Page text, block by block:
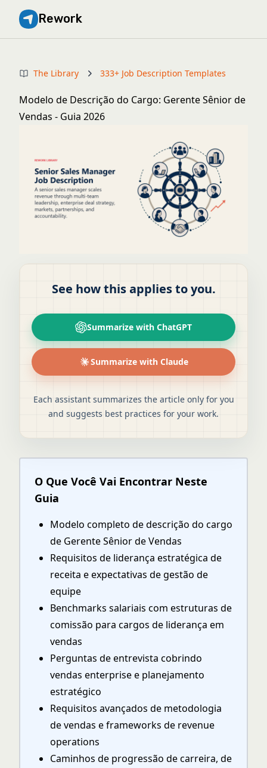
Rework
The Library 333+ Job Description Templates
Modelo de Descrição do Cargo: Gerente Sênior de
Vendas - Guia 2026
See how this applies to you.
Summarize with ChatGPT
Summarize with Claude
Each assistant summarizes the article only for you
and suggests best practices for your work.
O Que Você Vai Encontrar Neste
Guia
Modelo completo de descrição do cargo
de Gerente Sênior de Vendas
Requisitos de liderança estratégica de
receita e expectativas de gestão de
equipe
Benchmarks salariais com estruturas de
comissão para cargos de liderança em
vendas
Perguntas de entrevista cobrindo
vendas enterprise e planejamento
estratégico
Requisitos avançados de metodologia
de vendas e frameworks de revenue
operations
Caminhos de progressão de carreira, de